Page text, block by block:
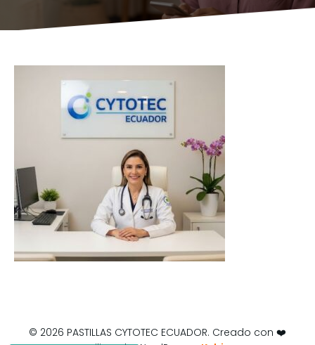
© 2026 PASTILLAS CYTOTEC ECUADOR. Creado con ❤️